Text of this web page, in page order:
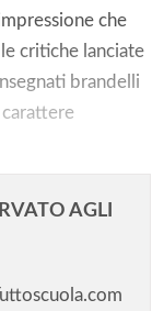
che
critiche lanciate
brandelli
AGLI